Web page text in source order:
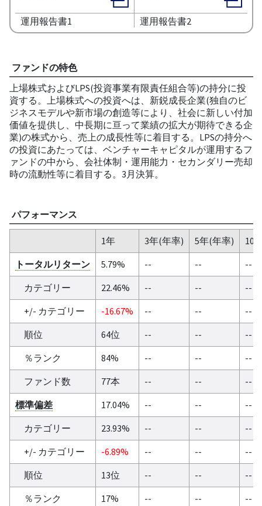
運用報告書1 運用報告書2
ファンドの特色
上場株式およびLPS(投資事業有限責任組合等)の持分に投
資する。上場株式への投資へは、新鋭成長企業(独自のビ
ジネスモデルや新市場の創造等により、社会に新しい付加
価値を提供し、中長期に亘って業績の拡大が期待できる企
業)の株式から、売上の成長性等に着目する。LPSの持分へ
の投資にあたっては、ベンチャーキャピタルが運用するフ
ァンドの中から、会社体制・運用能力・セカンダリー売却
時の流動性等に着目する。3月決算。
パフォーマンス
1年 3年(年率) 5年(年率)
10
トータルリターン
5.79% -- --
--
カテゴリー
22.46% -- --
--
+/- カテゴリー
-16.67% -- --
--
順位
64位 -- --
--
％ランク
84% -- --
--
ファンド数
77本 -- --
--
標準偏差
17.04% -- --
--
カテゴリー
23.93% -- --
--
+/- カテゴリー
-6.89% -- --
--
順位
13位 -- --
--
％ランク
17% -- -- --